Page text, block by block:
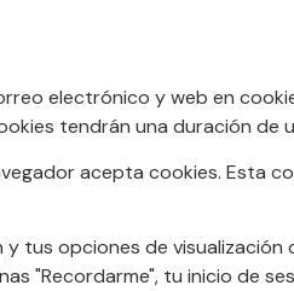
electrónico y web en
tendrán una duración de
acepta cookies. Esta
tus opciones de visualización
"Recordarme", tu inicio de